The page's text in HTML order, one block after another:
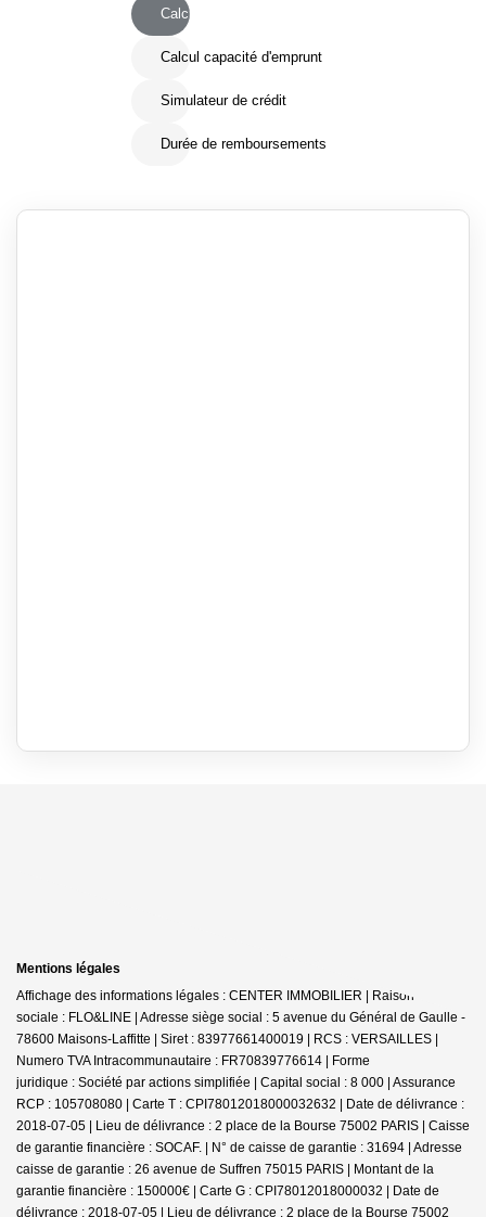
Calcul Frais de notaire
Calcul capacité d'emprunt
Simulateur de crédit
Durée de remboursements
Mentions légales
Affichage des informations légales : CENTER IMMOBILIER | Raison
sociale : FLO&LINE | Adresse siège social : 5 avenue du Général de Gaulle -
78600 Maisons-Laffitte | Siret : 83977661400019 | RCS : VERSAILLES |
Numero TVA Intracommunautaire : FR70839776614 | Forme
juridique : Société par actions simplifiée | Capital social : 8 000 | Assurance
RCP : 105708080 | Carte T : CPI78012018000032632 | Date de délivrance :
2018-07-05 | Lieu de délivrance : 2 place de la Bourse 75002 PARIS | Caisse
de garantie financière : SOCAF. | N° de caisse de garantie : 31694 | Adresse
caisse de garantie : 26 avenue de Suffren 75015 PARIS | Montant de la
garantie financière : 150000€ | Carte G : CPI78012018000032 | Date de
délivrance : 2018-07-05 | Lieu de délivrance : 2 place de la Bourse 75002